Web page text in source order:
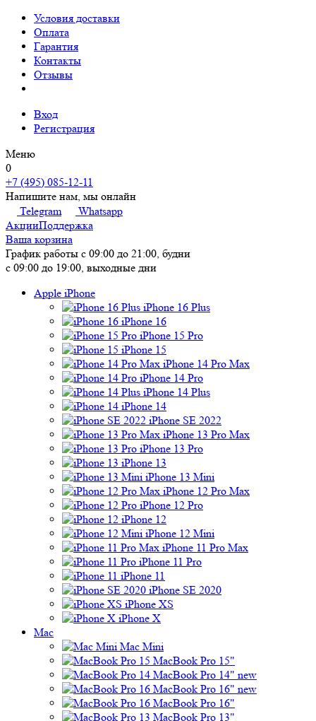
Условия доставки
Оплата
Гарантия
Контакты
Отзывы
Вход
Регистрация
Меню
0
+7 (495) 085-12-11
Напишите нам, мы онлайн
Telegram
Whatsapp
АкцииПоддержка
Ваша корзина
График работы с 09:00 до 21:00, будни
с 09:00 до 19:00, выходные дни
Apple iPhone
iPhone 16 Plus
iPhone 16
iPhone 15 Pro
iPhone 15
iPhone 14 Pro Max
iPhone 14 Pro
iPhone 14 Plus
iPhone 14
iPhone SE 2022
iPhone 13 Pro Max
iPhone 13 Pro
iPhone 13
iPhone 13 Mini
iPhone 12 Pro Max
iPhone 12 Pro
iPhone 12
iPhone 12 Mini
iPhone 11 Pro Max
iPhone 11 Pro
iPhone 11
iPhone SE 2020
iPhone XS
iPhone X
Mac
Mac Mini
MacBook Pro 15"
MacBook Pro 14" new
MacBook Pro 16" new
MacBook Pro 16"
MacBook Pro 13"